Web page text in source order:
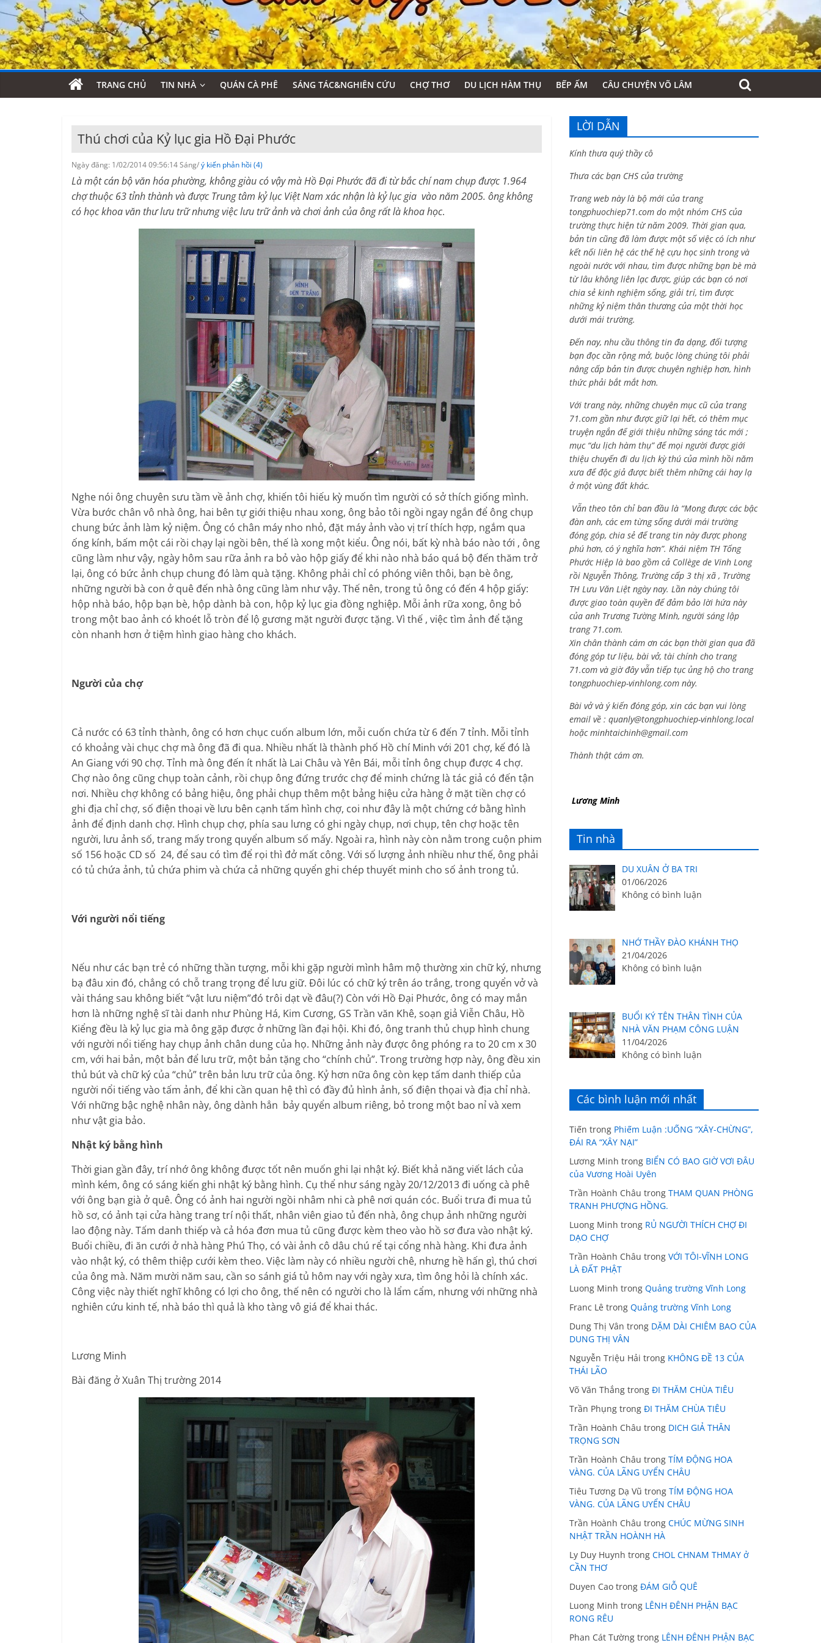
TRANG CHỦ TIN NHÀ QUÁN CÀ PHÊ SÁNG TÁC&NGHIÊN CỨU CHỢ THƠ DU LỊCH HÀM THỤ BẾP ẤM CÂU CHUYỆN VÕ LÂM
Thú chơi của Kỷ lục gia Hồ Đại Phước
Ngày đăng: 1/02/2014 09:56:14 Sáng/ý kiến phản hồi (4)
Là một cán bộ văn hóa phường, không giàu có vậy mà Hồ Đại Phước đã đi từ bắc chí nam chụp được 1.964
chợ thuộc 63 tỉnh thành và được Trung tâm kỷ lục Việt Nam xác nhận là kỷ lục gia vào năm 2005. ông không
có học khoa văn thư lưu trữ nhưng việc lưu trữ ảnh và chơi ảnh của ông rất là khoa học.
Nghe nói ông chuyên sưu tầm về ảnh chợ, khiến tôi hiếu kỳ muốn tìm người có sở thích giống mình.
Vừa bước chân vô nhà ông, hai bên tự giới thiệu nhau xong, ông bảo tôi ngồi ngay ngắn để ông chụp
chung bức ảnh làm kỷ niệm. Ông có chân máy nho nhỏ, đặt máy ảnh vào vị trí thích hợp, ngắm qua
ống kính, bấm một cái rồi chạy lại ngồi bên, thế là xong một kiểu. Ông nói, bất kỳ nhà báo nào tới , ông
cũng làm như vậy, ngày hôm sau rữa ảnh ra bỏ vào hộp giấy để khi nào nhà báo quá bộ đến thăm trở
lại, ông có bức ảnh chụp chung đó làm quà tặng. Không phải chỉ có phóng viên thôi, bạn bè ông,
những người bà con ở quê đến nhà ông cũng làm như vậy. Thế nên, trong tủ ông có đến 4 hộp giấy:
hộp nhà báo, hộp bạn bè, hộp dành bà con, hộp kỷ lục gia đồng nghiệp. Mỗi ảnh rữa xong, ông bỏ
trong một bao ảnh có khoét lỗ tròn để lộ gương mặt người được tặng. Vì thế , việc tìm ảnh để tặng
còn nhanh hơn ở tiệm hình giao hàng cho khách.
Người của chợ
Cả nước có 63 tỉnh thành, ông có hơn chục cuốn album lớn, mỗi cuốn chứa từ 6 đến 7 tỉnh. Mỗi tỉnh
có khoảng vài chục chợ mà ông đã đi qua. Nhiều nhất là thành phố Hồ chí Minh với 201 chợ, kế đó là
An Giang với 90 chợ. Tỉnh mà ông đến ít nhất là Lai Châu và Yên Bái, mỗi tỉnh ông chụp được 4 chợ.
Chợ nào ông cũng chụp toàn cảnh, rồi chụp ông đứng trước chợ để minh chứng là tác giả có đến tận
nơi. Nhiều chợ không có bảng hiệu, ông phải chụp thêm một bảng hiệu cửa hàng ở mặt tiền chợ có
ghi địa chỉ chợ, số điện thoại về lưu bên cạnh tấm hình chợ, coi như đây là một chứng cớ bằng hình
ảnh để định danh chợ. Hình chụp chợ, phía sau lưng có ghi ngày chụp, nơi chụp, tên chợ hoặc tên
người, lưu ảnh số, trang mấy trong quyển album số mấy. Ngoài ra, hình này còn nằm trong cuộn phim
số 156 hoặc CD số 24, để sau có tìm để rọi thì đở mất công. Với số lượng ảnh nhiều như thế, ông phải
có tủ chứa ảnh, tủ chứa phim và chứa cả những quyển ghi chép thuyết minh cho số ảnh trong tủ.
Với người nổi tiếng
Nếu như các bạn trẻ có những thần tượng, mỗi khi gặp người mình hâm mộ thường xin chữ ký, nhưng
bạ đâu xin đó, chẳng có chỗ trang trọng để lưu giữ. Đôi lúc có chữ ký trên áo trắng, trong quyển vở và
vài tháng sau không biết “vật lưu niệm”đó trôi dạt về đâu(?) Còn với Hồ Đại Phước, ông có may mắn
hơn là những nghệ sĩ tài danh như Phùng Há, Kim Cương, GS Trần văn Khê, soạn giả Viễn Châu, Hồ
Kiểng đều là kỷ lục gia mà ông gặp được ở những lần đại hội. Khi đó, ông tranh thủ chụp hình chung
với người nổi tiếng hay chụp ảnh chân dung của họ. Những ảnh này được ông phóng ra to 20 cm x 30
cm, với hai bản, một bản để lưu trữ, một bản tặng cho “chính chủ”. Trong trường hợp này, ông đều xin
thủ bút và chữ ký của “chủ” trên bản lưu trữ của ông. Kỷ hơn nữa ông còn kẹp tấm danh thiếp của
người nổi tiếng vào tấm ảnh, để khi cần quan hệ thì có đầy đủ hình ảnh, số điện thọai và địa chỉ nhà.
Với những bậc nghệ nhân này, ông dành hẳn bảy quyển album riêng, bỏ trong một bao nỉ và xem
như vật gia bảo.
Nhật ký bằng hình
Thời gian gần đây, trí nhớ ông không được tốt nên muốn ghi lại nhật ký. Biết khả năng viết lách của
mình kém, ông có sáng kiến ghi nhật ký bằng hình. Cụ thể như sáng ngày 20/12/2013 đi uống cà phê
với ông bạn già ở quê. Ông có ảnh hai người ngồi nhâm nhi cà phê nơi quán cóc. Buổi trưa đi mua tủ
hồ sơ, có ảnh tại cửa hàng trang trí nội thất, nhân viên giao tủ đến nhà, ông chụp ảnh những người
lao động này. Tấm danh thiếp và cả hóa đơn mua tủ cũng được kèm theo vào hồ sơ đưa vào nhật ký.
Buổi chiều, đi ăn cưới ở nhà hàng Phú Thọ, có vài ảnh cô dâu chú rể tại cổng nhà hàng. Khi đưa ảnh
vào nhật ký, có thêm thiệp cưới kèm theo. Việc làm này có nhiều người chê, nhưng hề hấn gì, thú chơi
của ông mà. Năm mười năm sau, cần so sánh giá tủ hôm nay với ngày xưa, tìm ông hỏi là chính xác.
Công việc này thiết nghĩ không có lợi cho ông, thế nên có người cho là lẩm cẩm, nhưng với những nhà
nghiên cứu kinh tế, nhà báo thì quả là kho tàng vô giá để khai thác.
Lương Minh
Bài đăng ở Xuân Thị trường 2014
LỜI DẪN
Kính thưa quý thầy cô
Thưa các bạn CHS của trường
Trang web này là bộ mới của trang
tongphuochiep71.com do một nhóm CHS của
trường thực hiện từ năm 2009. Thời gian qua,
bản tin cũng đã làm được một số việc có ích như
kết nối liên hệ các thế hệ cựu học sinh trong và
ngoài nước với nhau, tìm được những bạn bè mà
từ lâu không liên lạc được, giúp các bạn có nơi
chia sẻ kinh nghiệm sống, giải trí, tìm được
những kỷ niệm thân thương của một thời học
dưới mái trường.
Đến nay, nhu cầu thông tin đa dạng, đối tượng
bạn đọc cần rộng mở, buộc lòng chúng tôi phải
nâng cấp bản tin được chuyên nghiệp hơn, hình
thức phải bắt mắt hơn.
Với trang này, những chuyên mục cũ của trang
71.com gần như được giữ lại hết, có thêm mục
truyện ngắn để giới thiệu những sáng tác mới ;
mục “du lịch hàm thụ” để mọi người được giới
thiệu chuyến đi du lịch kỳ thú của mình hồi năm
xưa để độc giả được biết thêm những cái hay lạ
ở một vùng đất khác.
Vẫn theo tôn chỉ ban đầu là “Mong được các bậc
đàn anh, các em từng sống dưới mái trường
đóng góp, chia sẻ để trang tin này được phong
phú hơn, có ý nghĩa hơn”. Khái niệm TH Tống
Phước Hiệp là bao gồm cả Collège de Vinh Long
rồi Nguyễn Thông, Trường cấp 3 thị xã , Trường
TH Lưu Văn Liệt ngày nay. Lần này chúng tôi
được giao toàn quyền để đảm bảo lời hứa này
của anh Trương Tường Minh, người sáng lập
trang 71.com.
Xin chân thành cám ơn các bạn thời gian qua đã
đóng góp tư liệu, bài vở, tài chính cho trang
71.com và giờ đây vẫn tiếp tục ủng hộ cho trang
tongphuochiep-vinhlong.com này.
Bài vở và ý kiến đóng góp, xin các bạn vui lòng
email về : quanly@tongphuochiep-vinhlong.local
hoặcminhtaichinh@gmail.com
Thành thật cám ơn.
Lương Minh
Tin nhà
DU XUÂN Ở BA TRI
01/06/2026
Không có bình luận
NHỚ THẦY ĐÀO KHÁNH THỌ
21/04/2026
Không có bình luận
BUỔI KÝ TÊN THÂN TÌNH CỦA
NHÀ VĂN PHẠM CÔNG LUẬN
11/04/2026
Không có bình luận
Các bình luận mới nhất
Tiến trong Phiếm Luận :UỐNG “XÂY-CHỪNG”,
ĐÁI RA “XÂY NẠI”
Lương Minh trong BIỂN CÓ BAO GIỜ VƠI ĐÂU
của Vương Hoài Uyên
Trần Hoành Châu trong THAM QUAN PHÒNG
TRANH PHƯỢNG HỒNG.
Luong Minh trong RỦ NGƯỜI THÍCH CHỢ ĐI
DẠO CHỢ
Trần Hoành Châu trong VỚI TÔI-VĨNH LONG
LÀ ĐẤT PHẬT
Luong Minh trong Quảng trường Vĩnh Long
Franc Lê trong Quảng trường Vĩnh Long
Dung Thị Vân trong DẶM DÀI CHIÊM BAO CỦA
DUNG THỊ VÂN
Nguyễn Triệu Hải trong KHÔNG ĐỀ 13 CỦA
THÁI LÃO
Võ Văn Thắng trong ĐI THĂM CHÙA TIÊU
Trần Phụng trong ĐI THĂM CHÙA TIÊU
Trần Hoành Châu trong DICH GIẢ THÂN
TRỌNG SƠN
Trần Hoành Châu trong TÍM ĐỘNG HOA
VÀNG. CỦA LÃNG UYỂN CHÂU
Tiêu Tương Dạ Vũ trong TÍM ĐỘNG HOA
VÀNG. CỦA LÃNG UYỂN CHÂU
Trần Hoành Châu trong CHÚC MỪNG SINH
NHẬT TRẦN HOÀNH HÀ
Ly Duy Huynh trong CHOL CHNAM THMAY ở
CẦN THƠ
Duyen Cao trong ĐÁM GIỖ QUÊ
Luong Minh trong LÊNH ĐÊNH PHẬN BẠC
RONG RÊU
Phan Cát Tường trong LÊNH ĐÊNH PHẬN BẠC